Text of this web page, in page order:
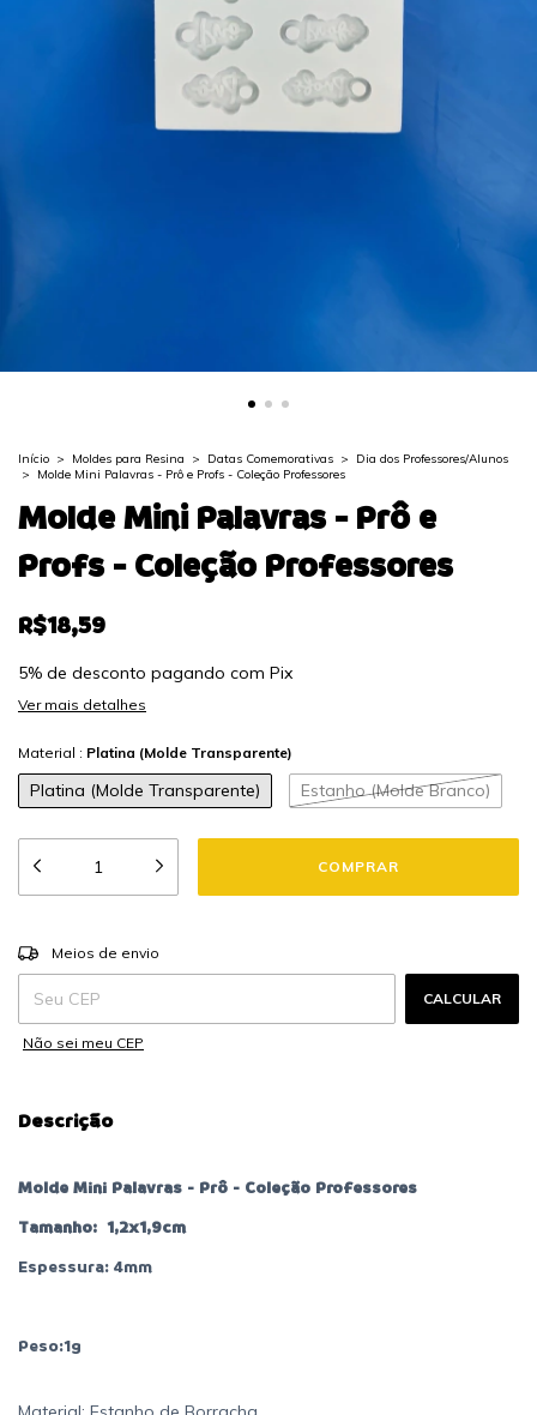
Início > Moldes para Resina > Datas Comemorativas >
Dia dos Professores/Alunos
>
Molde Mini Palavras - Prô e Profs - Coleção Professores
Molde Mini Palavras - Prô e
Profs - Coleção Professores
R$18,59
5% de desconto pagando com Pix
Ver mais detalhes
Material : Platina (Molde Transparente)
Platina (Molde Transparente) Estanho (Molde Branco)
Entregas para o CEP:
Meios de envio
CALCULAR
Não sei meu CEP
Descrição
Molde Mini Palavras - Prô - Coleção Professores
Tamanho: 1,2x1,9cm
Espessura: 4mm
Peso:1g